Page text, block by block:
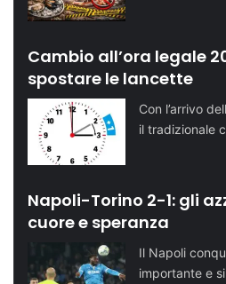
Cambio all’ora legale
spostare le lancette
Con l’arrivo
il tradizionale
Napoli-Torino 2-1: gli
cuore e speranza
Il Napoli
importante e